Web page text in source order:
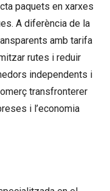
paquets en xarxes
A diferència de la
amb tarifa
rutes i reduir
independents i
transfronterer
i l’economia